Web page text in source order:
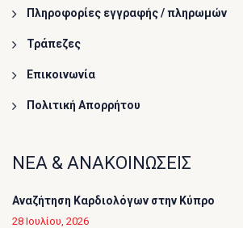
Πληροφορίες εγγραφής / πληρωμών
Τράπεζες
Επικοινωνία
Πολιτική Απορρήτου
ΝΕΑ & ΑΝΑΚΟΙΝΩΣΕΙΣ
Αναζήτηση Καρδιολόγων στην Κύπρο
28 Ιουλίου, 2026